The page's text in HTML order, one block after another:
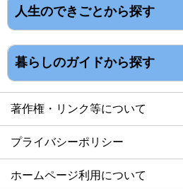
人生のできごとから探す
暮らしのガイドから探す
著作権・リンク等について
プライバシーポリシー
ホームページ利用について